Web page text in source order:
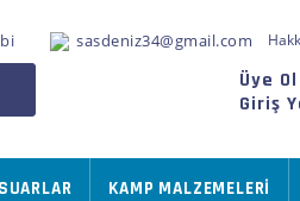
sasdeniz34@gmail.com
Üye Ol
Giriş
KAMP MALZEMELERİ